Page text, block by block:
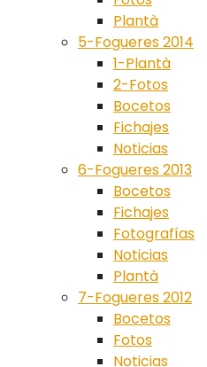
Plantà
5-Fogueres 2014
1-Plantà
2-Fotos
Bocetos
Fichajes
Noticias
6-Fogueres 2013
Bocetos
Fichajes
Fotografías
Noticias
Plantà
7-Fogueres 2012
Bocetos
Fotos
Noticias